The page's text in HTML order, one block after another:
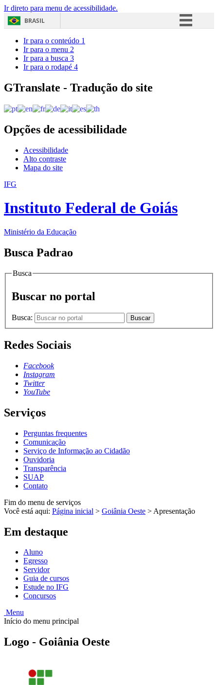
Ir direto para menu de acessibilidade.
BRASIL
Acesso à informação
Ir para o conteúdo 1
Ir para o menu 2
Ir para a busca 3
Ir para o rodapé 4
GTranslate - Tradução do site
Opções de acessibilidade
Acessibilidade
Alto contraste
Mapa do site
IFG
Instituto Federal de Goiás
Ministério da Educação
Busca Padrao
Busca
Buscar no portal
Busca: Buscar
Redes Sociais
Facebook
Instagram
Twitter
YouTube
Serviços
Perguntas frequentes
Comunicação
Serviço de Informação ao Cidadão
Ouvidoria
Transparência
SUAP
Contato
Fim do menu de serviços
Você está aqui: Página inicial > Goiânia Oeste > Apresentação
Em destaque
Aluno
Egresso
Servidor
Guia de cursos
Estude no IFG
Concursos
Menu
Início do menu principal
Logo - Goiânia Oeste